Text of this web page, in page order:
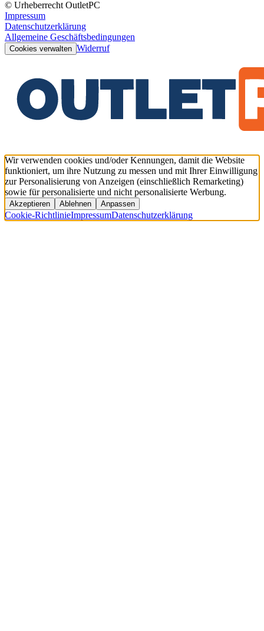
© Urheberrecht OutletPC
Impressum
Datenschutzerklärung
Allgemeine Geschäftsbedingungen
Cookies verwalten Widerruf
Wir verwenden cookies und/oder Kennungen, damit die Website
funktioniert, um ihre Nutzung zu messen und mit Ihrer Einwilligung
zur Personalisierung von Anzeigen (einschließlich Remarketing)
sowie für personalisierte und nicht personalisierte Werbung.
Akzeptieren Ablehnen Anpassen
Cookie-RichtlinieImpressumDatenschutzerklärung